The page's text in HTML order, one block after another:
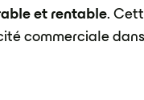
et rentable.
commerciale